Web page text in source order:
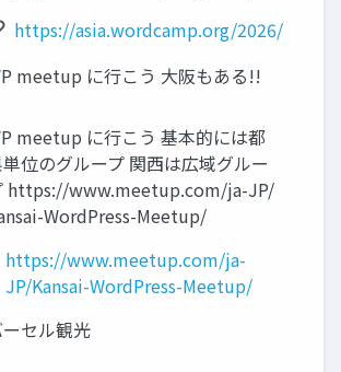
https://asia.wordcamp.org/2026/
meetup に行こう 大阪もある!!
meetup に行こう 基本的には都
位のグループ 関西は広域グルー
https://www.meetup.com/ja-JP/
WordPress-Meetup/
https://www.meetup.com/ja-
JP/Kansai-WordPress-Meetup/
セル観光